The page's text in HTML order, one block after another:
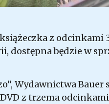
z odcinkami
dostępna będzie w
Wydawnictwa Bauer
z trzema